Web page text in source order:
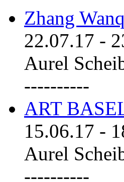
Zhang
22.07.17 -
Aurel
----------
ART
15.06.17 -
Aurel
----------